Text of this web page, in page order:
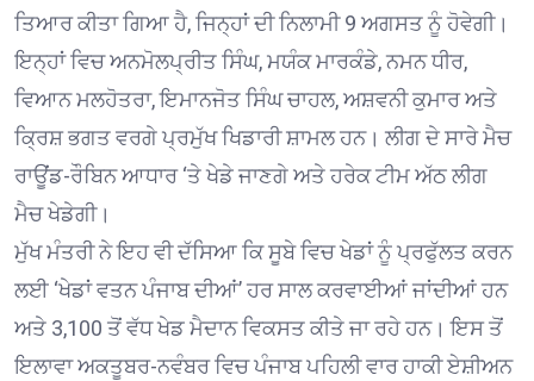
ਤਿਆਰ ਕੀਤਾ ਗਿਆ ਹੈ, ਜਿਨ੍ਹਾਂ ਦੀ ਨਿਲਾਮੀ 9 ਅਗਸਤ ਨੂੰ ਹੋਵੇਗੀ।
ਇਨ੍ਹਾਂ ਵਿਚ ਅਨਮੋਲਪ੍ਰੀਤ ਸਿੰਘ, ਮਯੰਕ ਮਾਰਕੰਡੇ, ਨਮਨ ਧੀਰ,
ਵਿਆਨ ਮਲਹੋਤਰਾ, ਇਮਾਨਜੋਤ ਸਿੰਘ ਚਾਹਲ, ਅਸ਼ਵਨੀ ਕੁਮਾਰ ਅਤੇ
ਕ੍ਰਿਸ਼ ਭਗਤ ਵਰਗੇ ਪ੍ਰਮੁੱਖ ਖਿਡਾਰੀ ਸ਼ਾਮਲ ਹਨ। ਲੀਗ ਦੇ ਸਾਰੇ ਮੈਚ
ਰਾਊਂਡ-ਰੌਬਿਨ ਆਧਾਰ ‘ਤੇ ਖੇਡੇ ਜਾਣਗੇ ਅਤੇ ਹਰੇਕ ਟੀਮ ਅੱਠ ਲੀਗ
ਮੈਚ ਖੇਡੇਗੀ।
ਮੁੱਖ ਮੰਤਰੀ ਨੇ ਇਹ ਵੀ ਦੱਸਿਆ ਕਿ ਸੂਬੇ ਵਿਚ ਖੇਡਾਂ ਨੂੰ ਪ੍ਰਫੁੱਲਤ ਕਰਨ
ਲਈ ‘ਖੇਡਾਂ ਵਤਨ ਪੰਜਾਬ ਦੀਆਂ’ ਹਰ ਸਾਲ ਕਰਵਾਈਆਂ ਜਾਂਦੀਆਂ ਹਨ
ਅਤੇ 3,100 ਤੋਂ ਵੱਧ ਖੇਡ ਮੈਦਾਨ ਵਿਕਸਤ ਕੀਤੇ ਜਾ ਰਹੇ ਹਨ। ਇਸ ਤੋਂ
ਇਲਾਵਾ ਅਕਤੂਬਰ-ਨਵੰਬਰ ਵਿਚ ਪੰਜਾਬ ਪਹਿਲੀ ਵਾਰ ਹਾਕੀ ਏਸ਼ੀਅਨ